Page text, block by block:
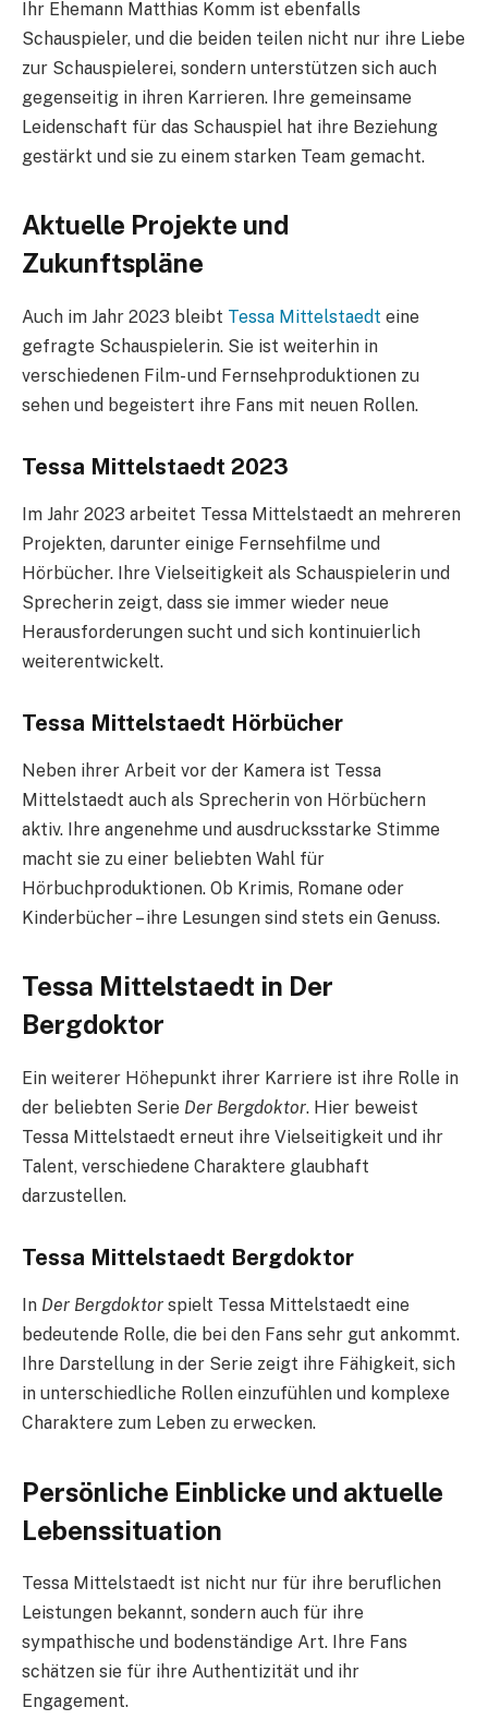
Ihr Ehemann Matthias Komm ist ebenfalls
Schauspieler, und die beiden teilen nicht nur ihre Liebe
zur Schauspielerei, sondern unterstützen sich auch
gegenseitig in ihren Karrieren. Ihre gemeinsame
Leidenschaft für das Schauspiel hat ihre Beziehung
gestärkt und sie zu einem starken Team gemacht.
Aktuelle Projekte und
Zukunftspläne
Auch im Jahr 2023 bleibt Tessa Mittelstaedt eine
gefragte Schauspielerin. Sie ist weiterhin in
verschiedenen Film- und Fernsehproduktionen zu
sehen und begeistert ihre Fans mit neuen Rollen.
Tessa Mittelstaedt 2023
Im Jahr 2023 arbeitet Tessa Mittelstaedt an mehreren
Projekten, darunter einige Fernsehfilme und
Hörbücher. Ihre Vielseitigkeit als Schauspielerin und
Sprecherin zeigt, dass sie immer wieder neue
Herausforderungen sucht und sich kontinuierlich
weiterentwickelt.
Tessa Mittelstaedt Hörbücher
Neben ihrer Arbeit vor der Kamera ist Tessa
Mittelstaedt auch als Sprecherin von Hörbüchern
aktiv. Ihre angenehme und ausdrucksstarke Stimme
macht sie zu einer beliebten Wahl für
Hörbuchproduktionen. Ob Krimis, Romane oder
Kinderbücher – ihre Lesungen sind stets ein Genuss.
Tessa Mittelstaedt in Der
Bergdoktor
Ein weiterer Höhepunkt ihrer Karriere ist ihre Rolle in
der beliebten Serie Der Bergdoktor. Hier beweist
Tessa Mittelstaedt erneut ihre Vielseitigkeit und ihr
Talent, verschiedene Charaktere glaubhaft
darzustellen.
Tessa Mittelstaedt Bergdoktor
In Der Bergdoktor spielt Tessa Mittelstaedt eine
bedeutende Rolle, die bei den Fans sehr gut ankommt.
Ihre Darstellung in der Serie zeigt ihre Fähigkeit, sich
in unterschiedliche Rollen einzufühlen und komplexe
Charaktere zum Leben zu erwecken.
Persönliche Einblicke und aktuelle
Lebenssituation
Tessa Mittelstaedt ist nicht nur für ihre beruflichen
Leistungen bekannt, sondern auch für ihre
sympathische und bodenständige Art. Ihre Fans
schätzen sie für ihre Authentizität und ihr
Engagement.